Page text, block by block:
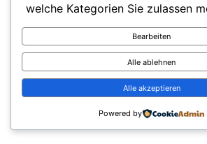
welche Kategorien Sie zulassen
Bearbeiten
Alle ablehnen
Alle akzeptieren
Powered by